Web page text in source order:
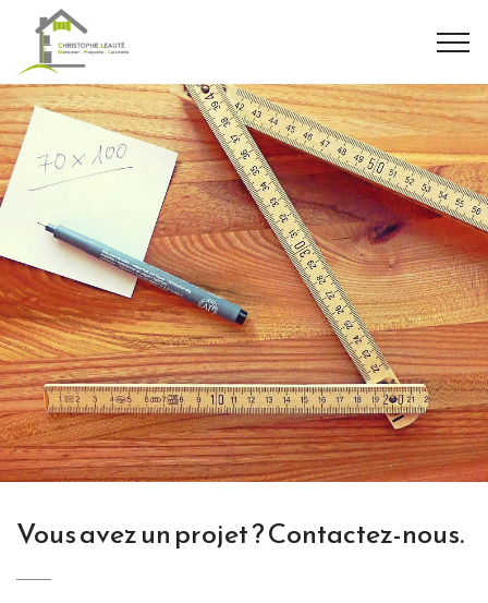
Vous avez un projet ? Contactez-nous.